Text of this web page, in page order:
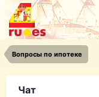
Вопросы по ипотеке
Чат
Телеграмм
Firebird
Друзья - из